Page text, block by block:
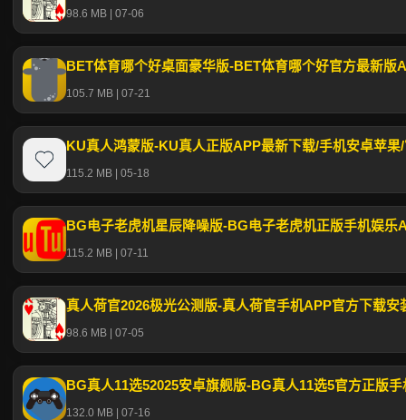
98.6 MB | 07-06
BET体育哪个好桌面豪华版-BET体育哪个好官方最新版
105.7 MB | 07-21
KU真人鸿蒙版-KU真人正版APP最新下载/手机安卓苹果
115.2 MB | 05-18
BG电子老虎机星辰降噪版-BG电子老虎机正版手机娱乐
115.2 MB | 07-11
真人荷官2026极光公测版-真人荷官手机APP官方下载安
98.6 MB | 07-05
BG真人11选52025安卓旗舰版-BG真人11选5官方正版
132.0 MB | 07-16